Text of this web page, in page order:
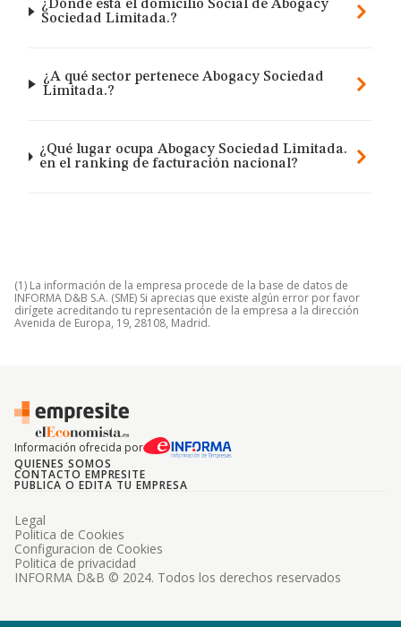
¿Dónde está el domicilio Social de Abogacy
Sociedad Limitada.?
¿A qué sector pertenece Abogacy Sociedad
Limitada.?
¿Qué lugar ocupa Abogacy Sociedad Limitada.
en el ranking de facturación nacional?
(1) La información de la empresa procede de la base de datos de
INFORMA D&B S.A. (SME) Si aprecias que existe algún error por favor
dirígete acreditando tu representación de la empresa a la dirección
Avenida de Europa, 19, 28108, Madrid.
Información ofrecida por
QUIENES SOMOS
CONTACTO EMPRESITE
PUBLICA O EDITA TU EMPRESA
INFORMA D&B © 2024. Todos los derechos reservados
Legal
Politica de Cookies
Configuracion de Cookies
Politica de privacidad